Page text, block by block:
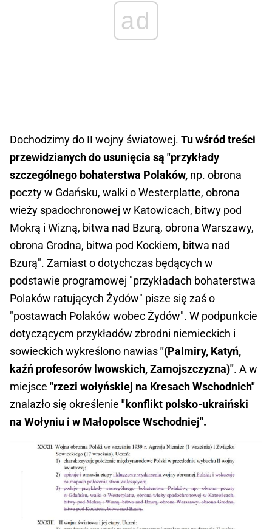
ad
Dochodzimy do II wojny światowej. Tu wśród treści
przewidzianych do usunięcia są "przykłady
szczególnego bohaterstwa Polaków, np. obrona
poczty w Gdańsku, walki o Westerplatte, obrona
wieży spadochronowej w Katowicach, bitwy pod
Mokrą i Wizną, bitwa nad Bzurą, obrona Warszawy,
obrona Grodna, bitwa pod Kockiem, bitwa nad
Bzurą". Zamiast o dotychczas będących w
podstawie programowej "przykładach bohaterstwa
Polaków ratujących Żydów" pisze się zaś o
"postawach Polaków wobec Żydów". W podpunkcie
dotyczącycm przykładów zbrodni niemieckich i
sowieckich wykreślono nawias"(Palmiry, Katyń,
kaźń profesorów lwowskich, Zamojszczyzna)". A w
miejsce "rzezi wołyńskiej na Kresach Wschodnich"
znalazło się określenie "konflikt polsko-ukraiński
na Wołyniu i w Małopolsce Wschodniej".